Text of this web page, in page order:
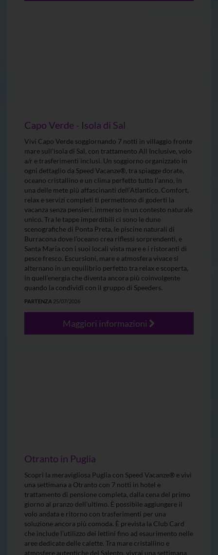
Capo Verde - Isola di Sal
Vivi Capo Verde soggiornando 7 notti in villaggio fronte
mare sull’isola di Sal, con trattamento All Inclusive, volo
a/r e trasferimenti inclusi. Un soggiorno organizzato in
ogni dettaglio da Speed Vacanze®, tra spiagge dorate,
oceano cristallino e un clima perfetto tutto l’anno, in
una delle mete più affascinanti dell’Atlantico. Comfort,
relax e servizi completi ti permettono di goderti la
vacanza senza pensieri, immerso in un contesto naturale
unico. Tra le tappe imperdibili ci sono le dune
scenografiche di Ponta Preta, le piscine naturali di
Burracona dove l’oceano crea riflessi sorprendenti, e
Santa Maria con i suoi locali vista mare e i ristoranti di
pesce fresco. Escursioni, mare e atmosfera vivace si
alternano in un equilibrio perfetto tra relax e scoperta,
in quell’energia che diventa ancora più coinvolgente
quando la condividi con il gruppo di Speeders.
PARTENZA 25/07/2026
Maggiori informazioni
Otranto in Puglia
Scopri la meravigliosa Puglia con Speed Vacanze® e vivi
una settimana a Otranto con 7 notti in hotel e
trattamento di pensione completa, dalla cena del primo
giorno al pranzo dell’ultimo. È possibile aggiungere il
volo andata e ritorno con trasferimenti per una
soluzione ancora più comoda. È prevista la Club Card
che include l’utilizzo dei lettini fino ad esaurimento nelle
aree dedicate delle calette. Tra mare cristallino e
atmosfere autentiche del Salento, vivrai una settimana